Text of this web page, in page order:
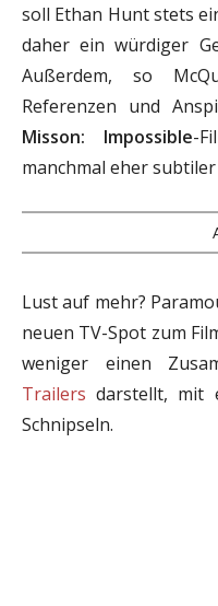
soll Ethan Hunt stets
daher ein würdiger
Außerdem, so
Referenzen und
Misson: Impossible-
manchmal eher
Lust auf mehr?
neuen TV-Spot zum
weniger einen
Trailers darstellt, mit
Schnipseln.